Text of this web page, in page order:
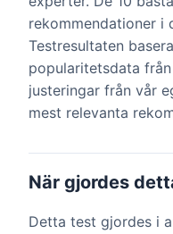
rekommendationer i
Testresultaten
popularitetsdata
justeringar från vår
mest relevanta
När gjordes
Detta test gjordes i